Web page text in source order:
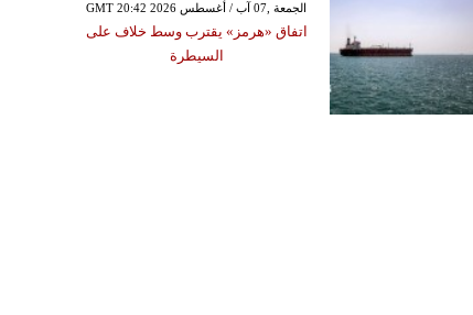
GMT 20:42 2026 الجمعة ,07 آب / أغسطس
اتفاق «هرمز» يقترب وسط خلاف على
السيطرة